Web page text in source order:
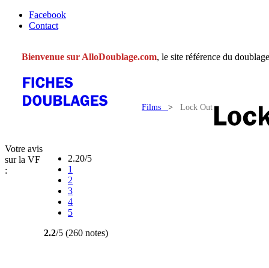
Facebook
Contact
Bienvenue sur AlloDoublage.com, le site référence du
Films > Lock Out
Votre avis
sur la VF
:
2.20/5
1
2
3
4
5
2.2/5 (260 notes)